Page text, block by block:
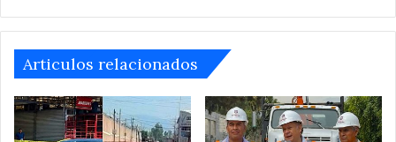
Articulos relacionados